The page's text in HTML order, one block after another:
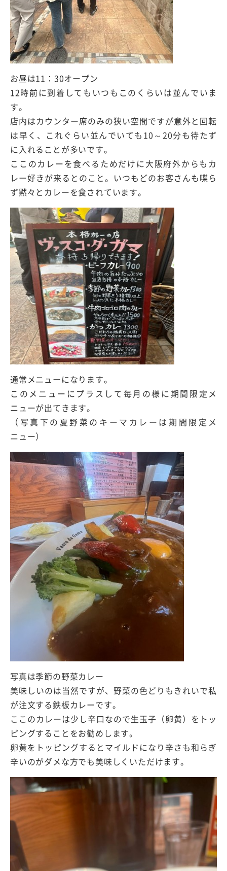
お昼は11：30オープン
12時前に到着してもいつもこのくらいは並んでいま
す。
店内はカウンター席のみの狭い空間ですが意外と回転
は早く、これぐらい並んでいても10～20分も待たず
に入れることが多いです。
ここのカレーを食べるためだけに大阪府外からもカ
レー好きが来るとのこと。いつもどのお客さんも喋ら
ず黙々とカレーを食されています。
通常メニューになります。
このメニューにプラスして毎月の様に期間限定メ
ニューが出てきます。
（写真下の夏野菜のキーマカレーは期間限定メ
ニュー）
写真は季節の野菜カレー
美味しいのは当然ですが、野菜の色どりもきれいで私
が注文する鉄板カレーです。
ここのカレーは少し辛口なので生玉子（卵黄）をトッ
ピングすることをお勧めします。
卵黄をトッピングするとマイルドになり辛さも和らぎ
辛いのがダメな方でも美味しくいただけます。